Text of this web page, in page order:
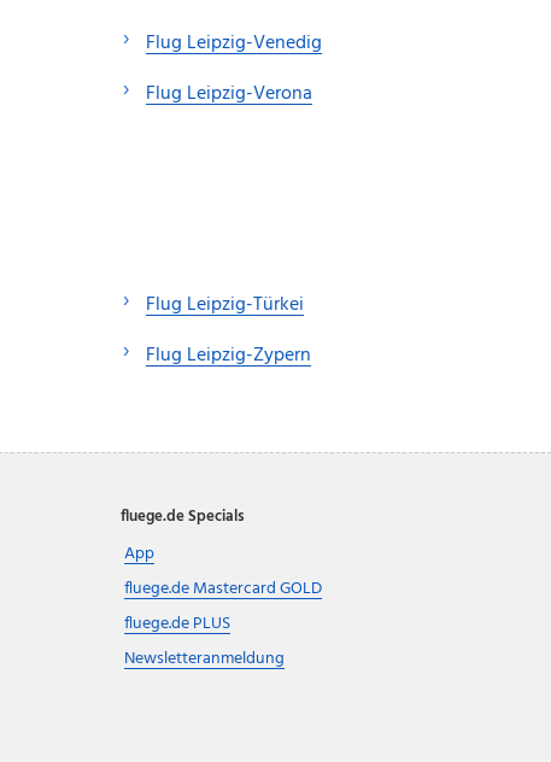
Flug Leipzig-Venedig
Flug Leipzig-Verona
Flug Leipzig-Türkei
Flug Leipzig-Zypern